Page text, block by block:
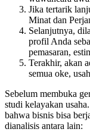
Jika tertarik
Minat dan
Selanjutnya,
profil Anda
pemasaran,
Terakhir, akan
semua oke,
Sebelum membuka
studi kelayakan
bahwa bisnis bisa
dianalisis antara lain: